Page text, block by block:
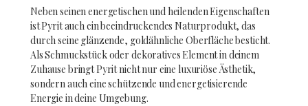
Neben seinen energetischen und heilenden Eigenschaften
ist Pyrit auch ein beeindruckendes Naturprodukt, das
durch seine glänzende, goldähnliche Oberfläche besticht.
Als Schmuckstück oder dekoratives Element in deinem
Zuhause bringt Pyrit nicht nur eine luxuriöse Ästhetik,
sondern auch eine schützende und energetisierende
Energie in deine Umgebung.